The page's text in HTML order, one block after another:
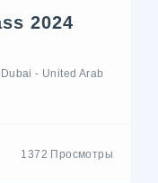
2024
- United Arab
1372 Просмотры